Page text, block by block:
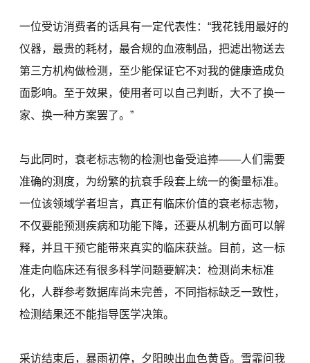
一位受访消费者的话具有一定代表性：“我花钱用最好的
仪器，最贵的耗材，最合规的血液制品，把滤出物送去
第三方机构做检测，至少能保证它不对我的健康造成负
面影响。至于效果，使用者可以自己判断，大不了换一
家、换一种方案罢了。”
与此同时，衰老标志物的检测也备受追捧——人们需要
准确的测度，为纷繁的抗衰手段套上统一的衡量标准。
一位该领域学者坦言，真正有临床价值的衰老标志物，
不仅要能预测疾病和功能下降，还要从机制方面可以解
释，并且干预它能带来真实的临床获益。目前，这一标
准走向临床还有很多科学问题要解决：检测尚未标准
化，人群参考数据库尚未完善，不同指标缺乏一致性，
检测结果还不能指导医学决策。
采访结束后，暴雨初停，夕阳映出血色黄昏。雪霏问我